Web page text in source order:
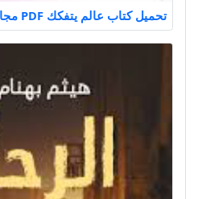
تحميل كتاب عالم يتفكك PDF مجانا حسام بدراوي